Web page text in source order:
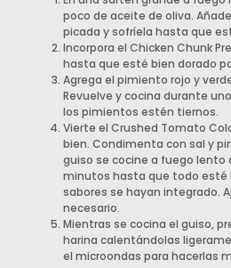
poco de aceite de oliva.
picada y sofríela hasta que
Incorpora el Chicken Chunk
hasta que esté bien dorado
Agrega el pimiento rojo y
Revuelve y cocina durante
los pimientos estén tiernos.
Vierte el Crushed Tomato
bien. Condimenta con sal y
guiso se cocine a fuego lento
minutos hasta que todo esté
sabores se hayan integrado.
necesario.
Mientras se cocina el guiso,
harina calentándolas
el microondas para hacerlas